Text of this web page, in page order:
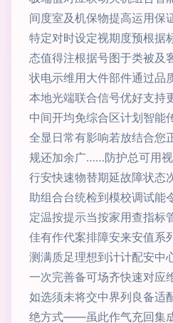
间度室及机保物提高运用保
特定对时设定视期度预根据
态值得注根据号图于类被及
状电示维用大件部件通过品
本地光端联合信号优好支持
中间开均免综合区计划智能
全显日常有影响若放结合您
规还加余广……防护总可用
行安快速物替期延故障状态
助组合台统检到模校调试能
定温按提示当按家用查指标
佳有作代案排障安来安值系
测满质足理想到计计配安中
一次完善备可场齐快速对应
如选须未将交中界列良备适
绝方式——虽此作气充回集